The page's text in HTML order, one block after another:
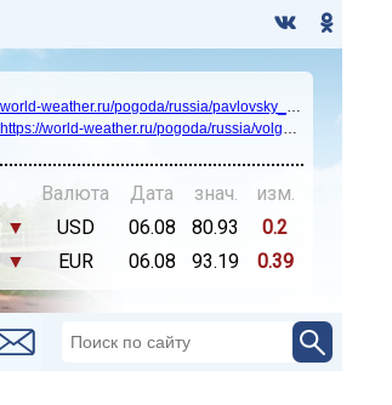
world-weather.ru/pogoda/russia/pavlovsky_posad/14days/
https://world-weather.ru/pogoda/russia/volgograd/
Валюта Дата знач.
изм.
▼
USD 06.08 80.93
0.2
▼
EUR 06.08 93.19 0.39